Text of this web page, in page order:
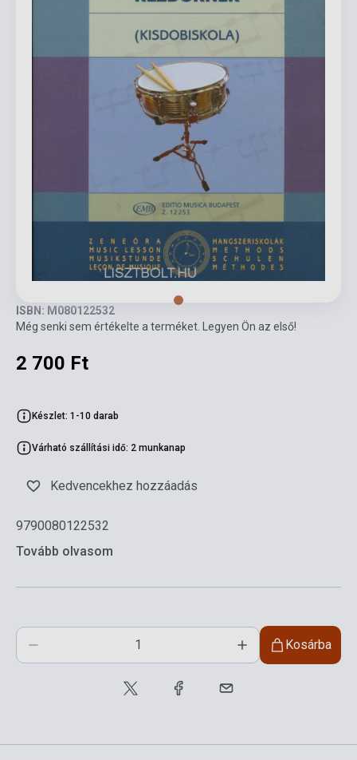
ISBN: M080122532
Még senki sem értékelte a terméket. Legyen Ön az első!
2 700 Ft
Készlet: 1-10 darab
Várható szállítási idő: 2 munkanap
Kedvencekhez hozzáadás
9790080122532
Tovább olvasom
Kosárba